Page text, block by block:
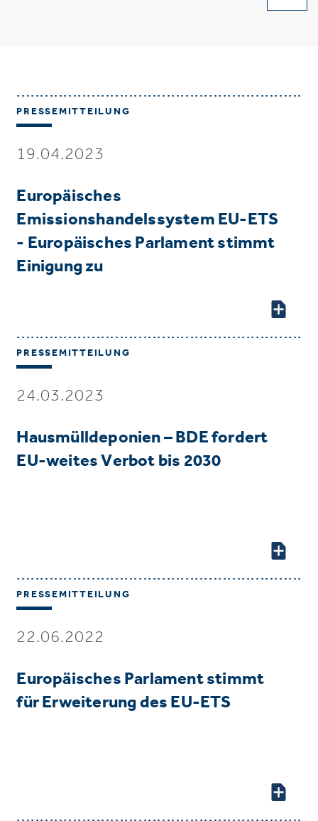
PRESSEMITTEILUNG
19.04.2023
Europäisches
Emissionshandelssystem EU-ETS
- Europäisches Parlament stimmt
Einigung zu
PRESSEMITTEILUNG
24.03.2023
Hausmülldeponien – BDE fordert
EU-weites Verbot bis 2030
PRESSEMITTEILUNG
22.06.2022
Europäisches Parlament stimmt
für Erweiterung des EU-ETS